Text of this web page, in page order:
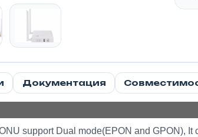
Документация
support Dual mode(EPON and GPON),